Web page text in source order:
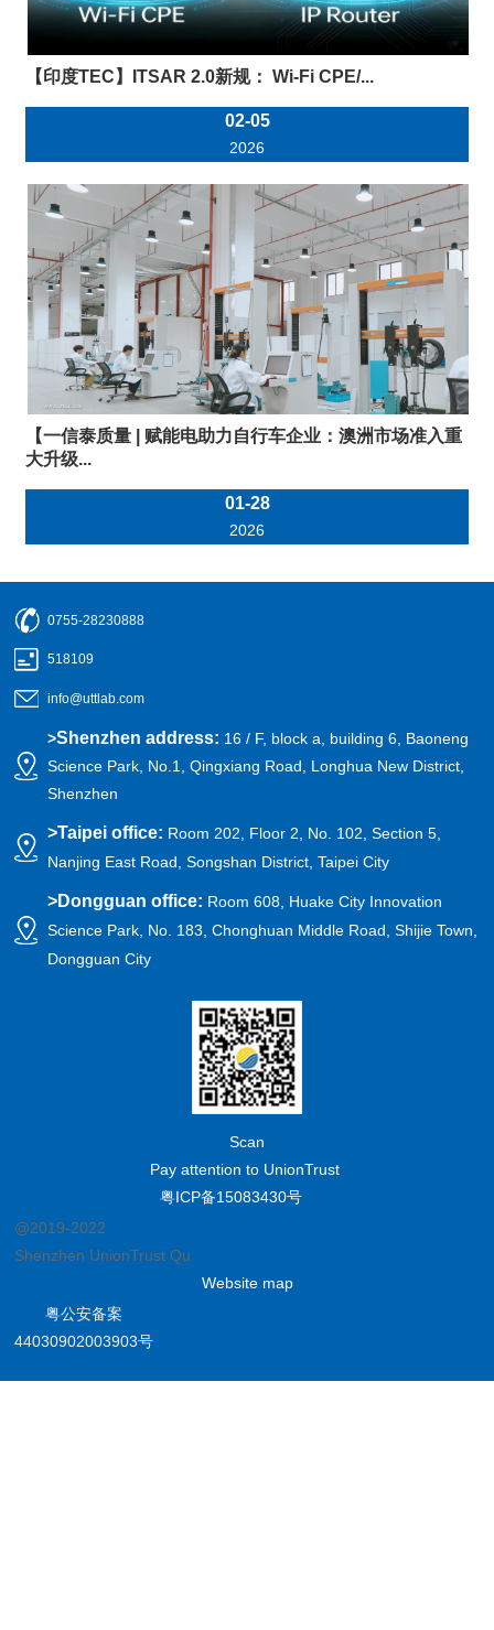
【印度TEC】ITSAR 2.0新规： Wi-Fi CPE/...
02-05
2026
【一信泰质量 | 赋能电助力自行车企业：澳洲市场准入重
大升级...
01-28
2026
0755-28230888
518109
info@uttlab.com
>Shenzhen address: 16 / F, block a, building 6, Baoneng
Science Park, No.1, Qingxiang Road, Longhua New District,
Shenzhen
>Taipei office: Room 202, Floor 2, No. 102, Section 5,
Nanjing East Road, Songshan District, Taipei City
>Dongguan office: Room 608, Huake City Innovation
Science Park, No. 183, Chonghuan Middle Road, Shijie Town,
Dongguan City
Scan
Pay attention to UnionTrust
粤ICP备15083430号
@2019-2022
Shenzhen UnionTrust Quality and Technology Co., Ltd.
Website map
粤公安备案
44030902003903号